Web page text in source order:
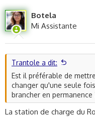
Botela
Mi Assistante
Trantole a dit:
Est il préférable de
changer qu'une seule
brancher en permanence
La station de charge du